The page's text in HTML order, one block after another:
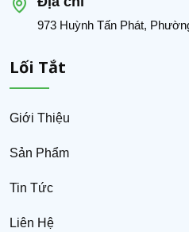
973 Huỳnh Tấn Phát,
Lối Tắt
Giới Thiệu
Sản Phẩm
Tin Tức
Liên Hệ